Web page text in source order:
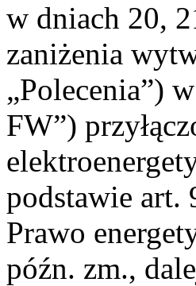
w dniach 20,
zaniżenia
„Polecenia”)
FW”)
podstawie art.
Prawo
późn. zm.,